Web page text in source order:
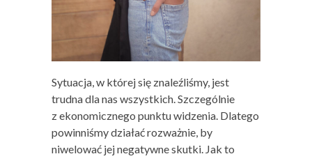
Sytuacja, w której się znaleźliśmy, jest
trudna dla nas wszystkich. Szczególnie
z ekonomicznego punktu widzenia. Dlatego
powinniśmy działać rozważnie, by
niwelować jej negatywne skutki. Jak to